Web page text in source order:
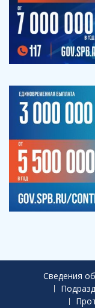
Сведения